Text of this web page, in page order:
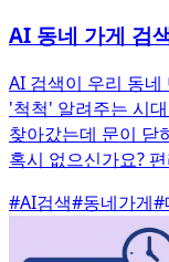
AI 동네 가게 검
AI 검색이 우리 동
'척척' 알려주는 시
찾아갔는데 문이 닫
혹시 없으신가요?
#AI검색#동네가게#